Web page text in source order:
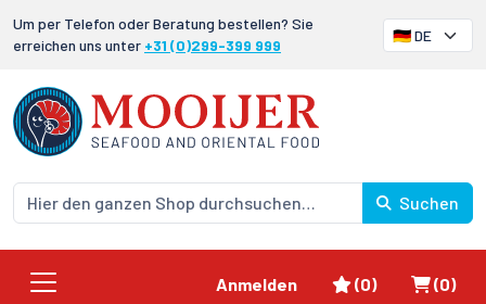
Um per Telefon oder Beratung bestellen? Sie
erreichen uns unter +31 (0)299-399 999
Suchen
Anmelden Favoriten
(0) (0)